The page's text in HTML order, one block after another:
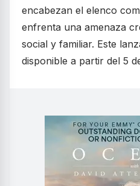
encabezan el elenco
enfrenta una amenaza
social y familiar. Este
disponible a partir del 5